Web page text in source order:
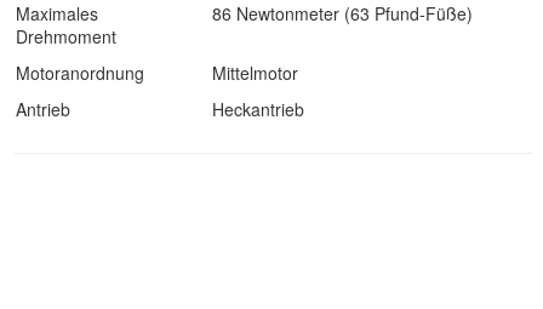
Maximales
Drehmoment
86 Newtonmeter (63 Pfund-Füße)
Motoranordnung
Mittelmotor
Antrieb
Heckantrieb